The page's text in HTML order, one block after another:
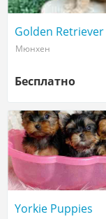
Golden
Мюнхен
Бесплатно
Yorkie Puppies